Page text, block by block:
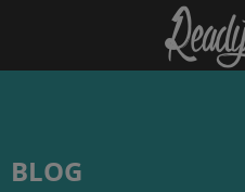
BLOG